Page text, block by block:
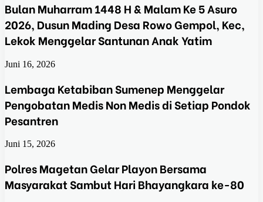
Bulan Muharram 1448 H & Malam Ke 5 Asuro
2026, Dusun Mading Desa Rowo Gempol, Kec,
Lekok Menggelar Santunan Anak Yatim
Juni 16, 2026
Lembaga Ketabiban Sumenep Menggelar
Pengobatan Medis Non Medis di Setiap Pondok
Pesantren
Juni 15, 2026
Polres Magetan Gelar Playon Bersama
Masyarakat Sambut Hari Bhayangkara ke-80